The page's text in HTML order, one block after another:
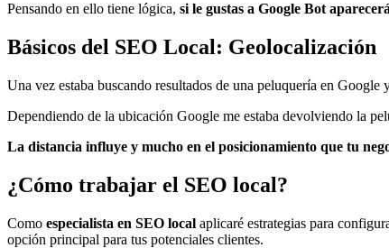
Pensando en ello tiene lógica, si le gustas a Google Bot
Básicos del SEO Local: Geolocalización
Una vez estaba buscando resultados de una peluquería en
Dependiendo de la ubicación Google me estaba devolviendo la
La distancia influye y mucho en el posicionamiento que tu
¿Cómo trabajar el SEO local?
Como especialista en SEO local aplicaré estrategias para
opción principal para tus potenciales clientes.